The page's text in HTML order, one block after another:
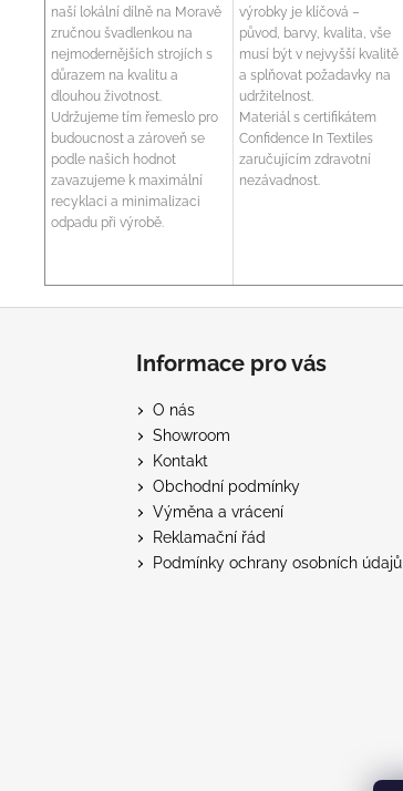
naší lokální dílně na Moravě
zručnou švadlenkou na
nejmodernějších strojích s
důrazem na kvalitu a
dlouhou životnost.
Udržujeme tím řemeslo pro
budoucnost a zároveň se
podle našich hodnot
zavazujeme k maximální
recyklaci a minimalizaci
odpadu při výrobě.
výrobky je klíčová –
původ, barvy, kvalita, vše
musí být v nejvyšší kvalitě
a splňovat požadavky na
udržitelnost.
Materiál s certifikátem
Confidence In Textiles
zaručujícím zdravotní
nezávadnost.
Informace pro vás
O nás
Showroom
Kontakt
Obchodní podmínky
Výměna a vrácení
Reklamační řád
Podmínky ochrany osobních údajů